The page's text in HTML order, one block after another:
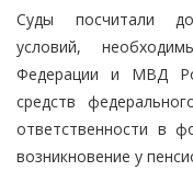
Суды посчитали
условий,
Федерации и МВД
средств
ответственности в
возникновение у